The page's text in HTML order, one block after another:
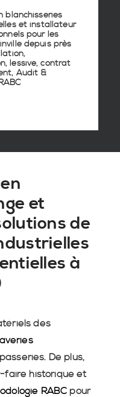
blanchisseries
etinstallateur
pour les
depuis près
lessive, contrat
Audit &
et
de
à
des
De plus,
faire historique et
RABC pour